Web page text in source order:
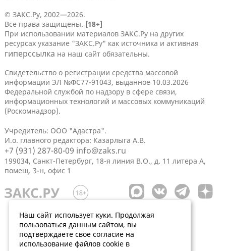
© ЗАКС.Ру, 2002—2026.
Все права защищены. [18+]
При использовании материалов ЗАКС.Ру на других
ресурсах указание "ЗАКС.Ру" как источника и активная
гиперссылка на наш сайт обязательны.
Свидетельство о регистрации средства массовой
информации ЭЛ №ФС77-91043, выданное 10.03.2026
Федеральной службой по надзору в сфере связи,
информационных технологий и массовых коммуникаций
(Роскомнадзор).
Учредитель: ООО "Адастра".
И.о. главного редактора: Казарлыга А.В.
+7 (931) 287-80-09 info@zaks.ru
199034, Санкт-Петербург, 18-я линия В.О., д. 11 литера А,
помещ. 3-н, офис 1
Наш сайт использует куки. Продолжая
пользоваться данным сайтом, вы
подтверждаете свое согласие на
использование файлов cookie в